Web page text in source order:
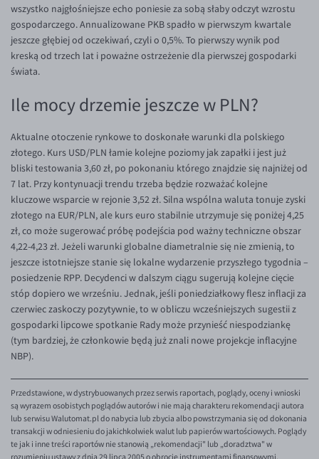
EUR/AUD
EUR/BGN
EUR/CAD
EUR/CNY
EUR/HKD
EUR/ILS
EUR/JPY
EUR/RON
EUR/SGD
EUR/TRY
EUR/ZAR
GBP/USD
USD/CHF
wszystko najgłośniejsze echo poniesie za sobą słaby odczyt wzrostu
gospodarczego. Annualizowane PKB spadło w pierwszym kwartale
jeszcze głębiej od oczekiwań, czyli o 0,5%. To pierwszy wynik pod
kreską od trzech lat i poważne ostrzeżenie dla pierwszej gospodarki
świata.
Ile mocy drzemie jeszcze w PLN?
Aktualne otoczenie rynkowe to doskonałe warunki dla polskiego
złotego. Kurs USD/PLN łamie kolejne poziomy jak zapałki i jest już
bliski testowania 3,60 zł, po pokonaniu którego znajdzie się najniżej od
7 lat. Przy kontynuacji trendu trzeba będzie rozważać kolejne
kluczowe wsparcie w rejonie 3,52 zł. Silna wspólna waluta tonuje zyski
złotego na EUR/PLN, ale kurs euro stabilnie utrzymuje się poniżej 4,25
zł, co może sugerować próbę podejścia pod ważny techniczne obszar
4,22-4,23 zł. Jeżeli warunki globalne diametralnie się nie zmienią, to
jeszcze istotniejsze stanie się lokalne wydarzenie przyszłego tygodnia –
posiedzenie RPP. Decydenci w dalszym ciągu sugerują kolejne cięcie
stóp dopiero we wrześniu. Jednak, jeśli poniedziałkowy flesz inflacji za
czerwiec zaskoczy pozytywnie, to w obliczu wcześniejszych sugestii z
gospodarki lipcowe spotkanie Rady może przynieść niespodziankę
(tym bardziej, że członkowie będą już znali nowe projekcje inflacyjne
NBP).
Przedstawione, w dystrybuowanych przez serwis raportach, poglądy, oceny i wnioski
są wyrazem osobistych poglądów autorów i nie mają charakteru rekomendacji autora
lub serwisu Walutomat.pl do nabycia lub zbycia albo powstrzymania się od dokonania
transakcji w odniesieniu do jakichkolwiek walut lub papierów wartościowych. Poglądy
te jak i inne treści raportów nie stanowią „rekomendacji" lub „doradztwa" w
rozumieniu ustawy z dnia 29 lipca 2005 o obrocie instrumentami finansowymi.